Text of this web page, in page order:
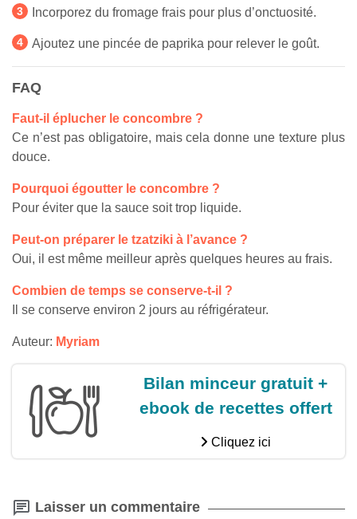
Incorporez du fromage frais pour plus d’onctuosité.
Ajoutez une pincée de paprika pour relever le goût.
FAQ
Faut-il éplucher le concombre ?
Ce n’est pas obligatoire, mais cela donne une texture plus
douce.
Pourquoi égoutter le concombre ?
Pour éviter que la sauce soit trop liquide.
Peut-on préparer le tzatziki à l’avance ?
Oui, il est même meilleur après quelques heures au frais.
Combien de temps se conserve-t-il ?
Il se conserve environ 2 jours au réfrigérateur.
Auteur: Myriam
Bilan minceur gratuit +
ebook de recettes offert
Cliquez ici
Laisser un commentaire